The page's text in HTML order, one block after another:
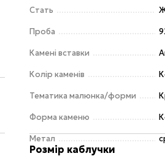
Стать
Проба
Камені вставки
Колір каменів
Тематика малюнка/форми
Форма каменю
Метал
Розмір каблучки